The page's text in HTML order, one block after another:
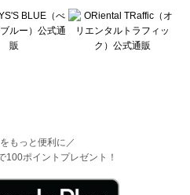
もっと便利に／
100ポイントプレゼント！